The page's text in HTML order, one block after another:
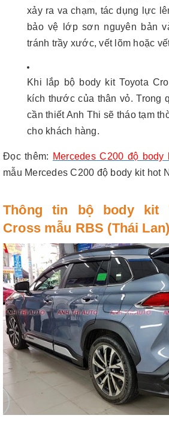
xảy ra va chạm, tác dụng lực
bảo vệ lớp sơn nguyên bản
tránh trầy xước, vết lõm hoặc
Khi lắp bộ body kit Toyota
kích thước của thân vỏ. Trong
cần thiết Anh Thi sẽ tháo tạm
cho khách hàng.
Đọc thêm: Mercedes C200 độ body
mẫu Mercedes C200 độ body kit hot
Thông tin bộ body kit
Cross mẫu RBS (Thái Lan)